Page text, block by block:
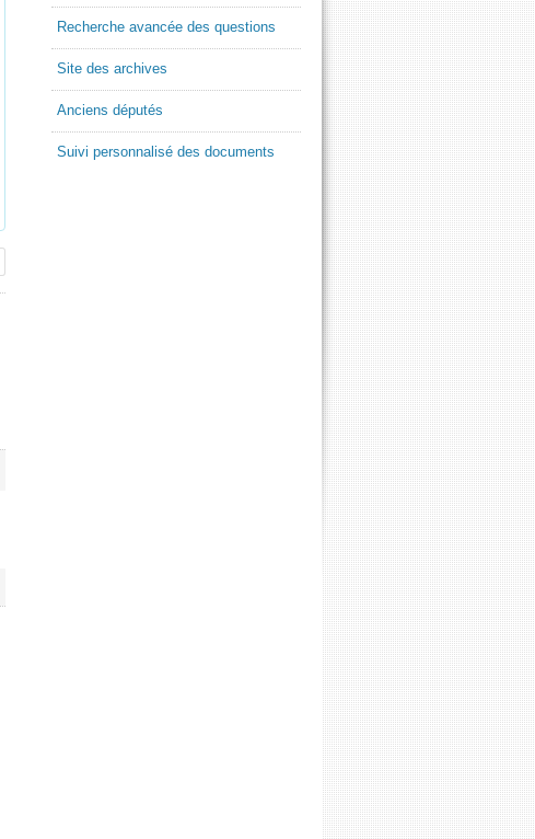
Recherche avancée des questions
Site des archives
Anciens députés
Suivi personnalisé des documents